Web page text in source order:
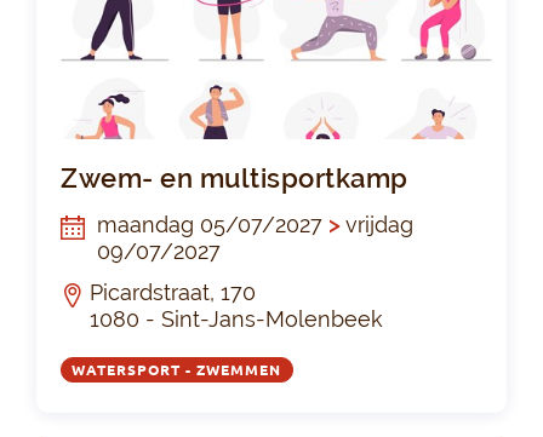
Zwem- en multisportkamp
maandag 05/07/2027 >vrijdag
09/07/2027
Picardstraat, 170
1080 - Sint-Jans-Molenbeek
WATERSPORT - ZWEMMEN